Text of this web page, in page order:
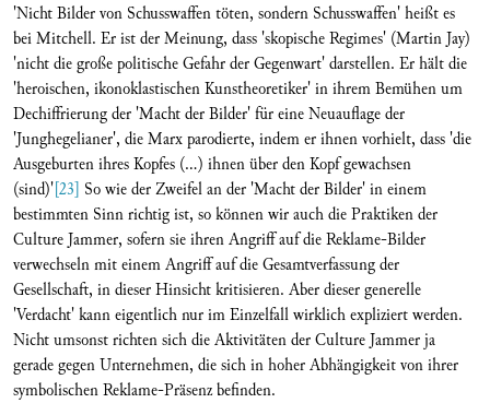
'Nicht Bilder von Schusswaffen töten, sondern Schusswaffen' heißt es
bei Mitchell. Er ist der Meinung, dass 'skopische Regimes' (Martin Jay)
'nicht die große politische Gefahr der Gegenwart' darstellen. Er hält die
'heroischen, ikonoklastischen Kunstheoretiker' in ihrem Bemühen um
Dechiffrierung der 'Macht der Bilder' für eine Neuauflage der
'Junghegelianer', die Marx parodierte, indem er ihnen vorhielt, dass 'die
Ausgeburten ihres Kopfes (...) ihnen über den Kopf gewachsen
(sind)'[23] So wie der Zweifel an der 'Macht der Bilder' in einem
bestimmten Sinn richtig ist, so können wir auch die Praktiken der
Culture Jammer, sofern sie ihren Angriff auf die Reklame-Bilder
verwechseln mit einem Angriff auf die Gesamtverfassung der
Gesellschaft, in dieser Hinsicht kritisieren. Aber dieser generelle
'Verdacht' kann eigentlich nur im Einzelfall wirklich expliziert werden.
Nicht umsonst richten sich die Aktivitäten der Culture Jammer ja
gerade gegen Unternehmen, die sich in hoher Abhängigkeit von ihrer
symbolischen Reklame-Präsenz befinden.